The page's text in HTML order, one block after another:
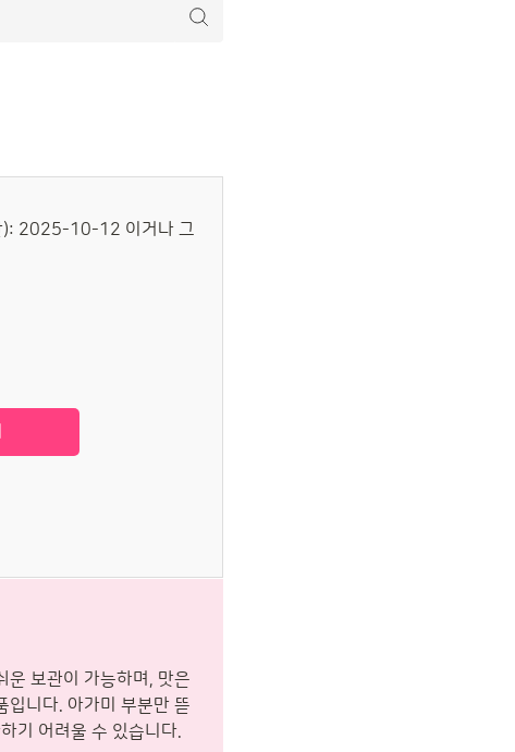
): 2025-10-12 이거나 그
운 보관이 가능하며, 맛은
입니다. 아가미 부분만 뜯
기 어려울 수 있습니다.